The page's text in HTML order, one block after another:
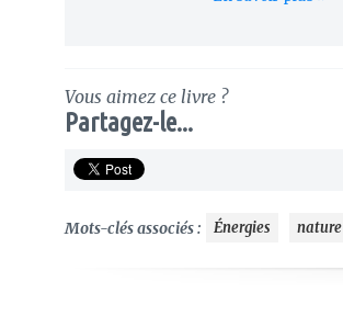
Vous aimez ce livre ?
Partagez-le...
Mots-clés associés : Énergies nature